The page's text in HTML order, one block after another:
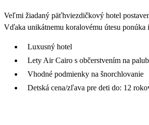
Veľmi žiadaný päťhviezdičkový hotel
Vďaka unikátnemu koralovému útesu
Luxusný hotel
Lety Air Cairo s občerstvením na
Vhodné podmienky na šnorchlovanie
Detská cena/zľava pre deti do: 12